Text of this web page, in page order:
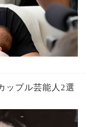
ップル芸能人2選